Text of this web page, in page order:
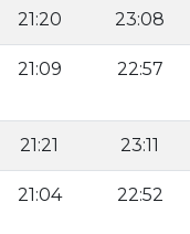
21:20 23:08
21:09 22:57
21:21 23:11
21:04 22:52